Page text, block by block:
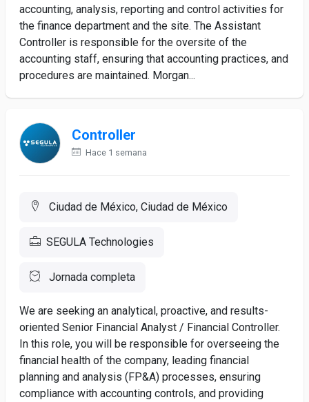
accounting, analysis, reporting and control activities for
the finance department and the site. The Assistant
Controller is responsible for the oversite of the
accounting staff, ensuring that accounting practices, and
procedures are maintained. Morgan...
Controller
Hace 1 semana
Ciudad de México, Ciudad de México
SEGULA Technologies
Jornada completa
We are seeking an analytical, proactive, and results-
oriented Senior Financial Analyst / Financial Controller.
In this role, you will be responsible for overseeing the
financial health of the company, leading financial
planning and analysis (FP&A) processes, ensuring
compliance with accounting controls, and providing